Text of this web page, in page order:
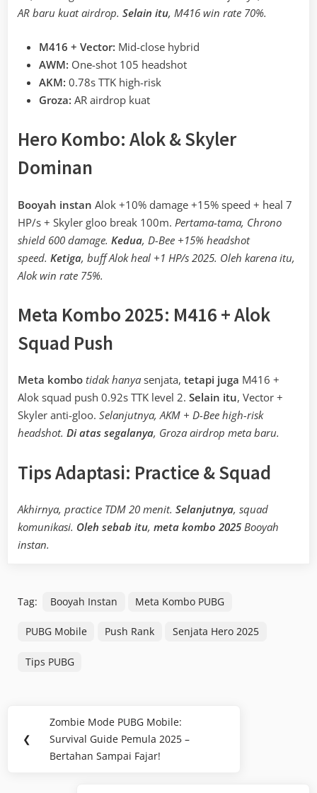
AR baru kuat airdrop. Selain itu, M416 win rate 70%.
M416 + Vector: Mid-close hybrid
AWM: One-shot 105 headshot
AKM: 0.78s TTK high-risk
Groza: AR airdrop kuat
Hero Kombo: Alok & Skyler
Dominan
Booyah instan Alok +10% damage +15% speed + heal 7
HP/s + Skyler gloo break 100m. Pertama-tama, Chrono
shield 600 damage. Kedua, D-Bee +15% headshot
speed. Ketiga, buff Alok heal +1 HP/s 2025. Oleh karena itu,
Alok win rate 75%.
Meta Kombo 2025: M416 + Alok
Squad Push
Meta kombo tidak hanya senjata, tetapi juga M416 +
Alok squad push 0.92s TTK level 2. Selain itu, Vector +
Skyler anti-gloo. Selanjutnya, AKM + D-Bee high-risk
headshot. Di atas segalanya, Groza airdrop meta baru.
Tips Adaptasi: Practice & Squad
Akhirnya, practice TDM 20 menit. Selanjutnya, squad
komunikasi. Oleh sebab itu, meta kombo 2025 Booyah
instan.
Tag: Booyah Instan Meta Kombo PUBG
PUBG Mobile Push Rank Senjata Hero 2025
Tips PUBG
Navigasi
pos
❮
Previous
Post:
Zombie Mode PUBG Mobile:
Survival Guide Pemula 2025 –
Bertahan Sampai Fajar!